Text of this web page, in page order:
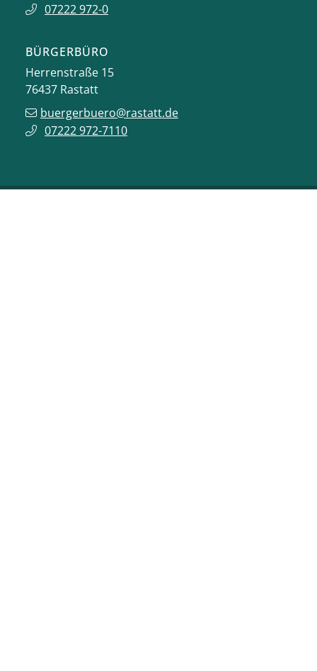
07222 972-0
BÜRGERBÜRO
Herrenstraße 15
76437 Rastatt
buergerbuero@rastatt.de
07222 972-7110